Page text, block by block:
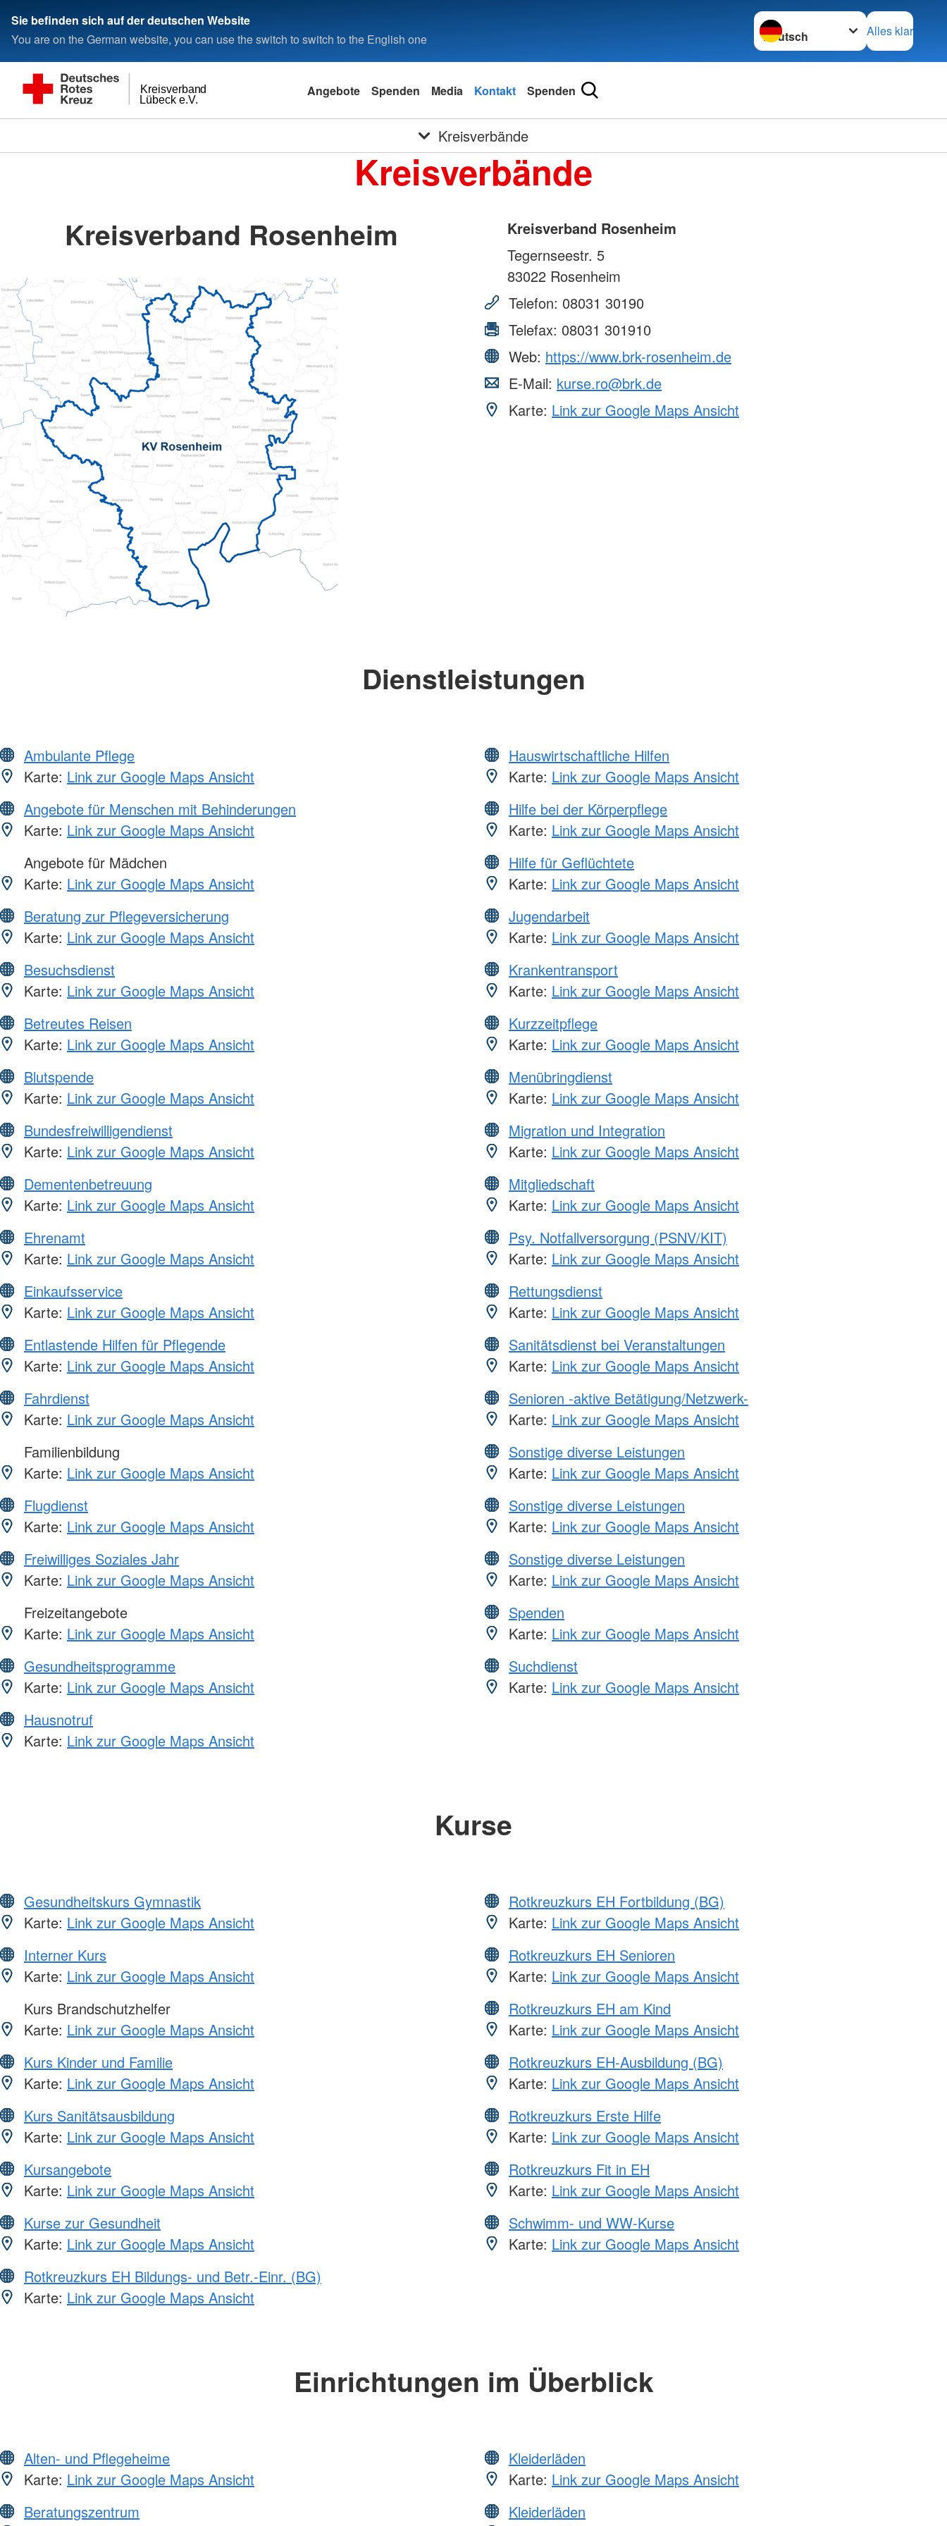
Sie befinden sich auf der deutschen Website
You are on the German website, you can use the switch to switch to the English one
Sprache wechseln zu
Alles klar
Lübeck e.V.
Kreisverband Angebote Spenden Media Kontakt Spenden
Kreisverbände
Kreisverbände
Kreisverband Rosenheim
Kreisverband Rosenheim
Tegernseestr. 5
83022 Rosenheim
Telefon: 08031 30190
Telefax: 08031 301910
Web: https://www.brk-rosenheim.de
E-Mail: kurse.ro@brk.de
Karte: Link zur Google Maps Ansicht
Dienstleistungen
Ambulante Pflege
Karte: Link zur Google Maps Ansicht
Angebote für Menschen mit Behinderungen
Karte: Link zur Google Maps Ansicht
Angebote für Mädchen
Karte: Link zur Google Maps Ansicht
Beratung zur Pflegeversicherung
Karte: Link zur Google Maps Ansicht
Besuchsdienst
Karte: Link zur Google Maps Ansicht
Betreutes Reisen
Karte: Link zur Google Maps Ansicht
Blutspende
Karte: Link zur Google Maps Ansicht
Bundesfreiwilligendienst
Karte: Link zur Google Maps Ansicht
Dementenbetreuung
Karte: Link zur Google Maps Ansicht
Ehrenamt
Karte: Link zur Google Maps Ansicht
Einkaufsservice
Karte: Link zur Google Maps Ansicht
Entlastende Hilfen für Pflegende
Karte: Link zur Google Maps Ansicht
Fahrdienst
Karte: Link zur Google Maps Ansicht
Familienbildung
Karte: Link zur Google Maps Ansicht
Flugdienst
Karte: Link zur Google Maps Ansicht
Freiwilliges Soziales Jahr
Karte: Link zur Google Maps Ansicht
Freizeitangebote
Karte: Link zur Google Maps Ansicht
Gesundheitsprogramme
Karte: Link zur Google Maps Ansicht
Hausnotruf
Karte: Link zur Google Maps Ansicht
Hauswirtschaftliche Hilfen
Karte: Link zur Google Maps Ansicht
Hilfe bei der Körperpflege
Karte: Link zur Google Maps Ansicht
Hilfe für Geflüchtete
Karte: Link zur Google Maps Ansicht
Jugendarbeit
Karte: Link zur Google Maps Ansicht
Krankentransport
Karte: Link zur Google Maps Ansicht
Kurzzeitpflege
Karte: Link zur Google Maps Ansicht
Menübringdienst
Karte: Link zur Google Maps Ansicht
Migration und Integration
Karte: Link zur Google Maps Ansicht
Mitgliedschaft
Karte: Link zur Google Maps Ansicht
Psy. Notfallversorgung (PSNV/KIT)
Karte: Link zur Google Maps Ansicht
Rettungsdienst
Karte: Link zur Google Maps Ansicht
Sanitätsdienst bei Veranstaltungen
Karte: Link zur Google Maps Ansicht
Senioren -aktive Betätigung/Netzwerk-
Karte: Link zur Google Maps Ansicht
Sonstige diverse Leistungen
Karte: Link zur Google Maps Ansicht
Sonstige diverse Leistungen
Karte: Link zur Google Maps Ansicht
Sonstige diverse Leistungen
Karte: Link zur Google Maps Ansicht
Spenden
Karte: Link zur Google Maps Ansicht
Suchdienst
Karte: Link zur Google Maps Ansicht
Kurse
Gesundheitskurs Gymnastik
Karte: Link zur Google Maps Ansicht
Interner Kurs
Karte: Link zur Google Maps Ansicht
Kurs Brandschutzhelfer
Karte: Link zur Google Maps Ansicht
Kurs Kinder und Familie
Karte: Link zur Google Maps Ansicht
Kurs Sanitätsausbildung
Karte: Link zur Google Maps Ansicht
Kursangebote
Karte: Link zur Google Maps Ansicht
Kurse zur Gesundheit
Karte: Link zur Google Maps Ansicht
Rotkreuzkurs EH Bildungs- und Betr.-Einr. (BG)
Karte: Link zur Google Maps Ansicht
Rotkreuzkurs EH Fortbildung (BG)
Karte: Link zur Google Maps Ansicht
Rotkreuzkurs EH Senioren
Karte: Link zur Google Maps Ansicht
Rotkreuzkurs EH am Kind
Karte: Link zur Google Maps Ansicht
Rotkreuzkurs EH-Ausbildung (BG)
Karte: Link zur Google Maps Ansicht
Rotkreuzkurs Erste Hilfe
Karte: Link zur Google Maps Ansicht
Rotkreuzkurs Fit in EH
Karte: Link zur Google Maps Ansicht
Schwimm- und WW-Kurse
Karte: Link zur Google Maps Ansicht
Einrichtungen im Überblick
Alten- und Pflegeheime
Karte: Link zur Google Maps Ansicht
Beratungszentrum
Kleiderläden
Karte: Link zur Google Maps Ansicht
Kleiderläden